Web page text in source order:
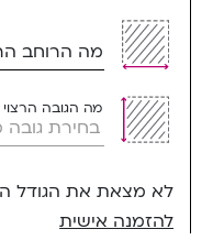
מה הרוחב
מה הגובה
לא מצאת את הגודל
להזמנה אישית